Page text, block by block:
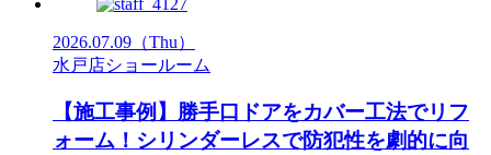
2026.07.09 （Thu）
水戸店ショールーム
【施工事例】勝手口ドアをカバー工法でリフ
ォーム！シリンダーレスで防犯性を劇的に向